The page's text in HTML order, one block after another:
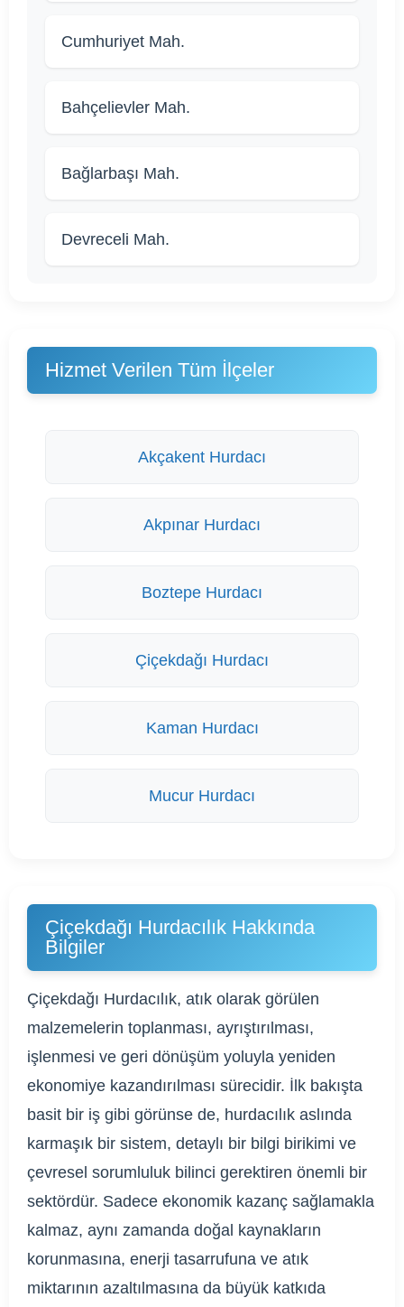
Cumhuriyet Mah.
Bahçelievler Mah.
Bağlarbaşı Mah.
Devreceli Mah.
Hizmet Verilen Tüm İlçeler
Akçakent Hurdacı
Akpınar Hurdacı
Boztepe Hurdacı
Çiçekdağı Hurdacı
Kaman Hurdacı
Mucur Hurdacı
Çiçekdağı Hurdacılık Hakkında
Bilgiler
Çiçekdağı Hurdacılık, atık olarak görülen
malzemelerin toplanması, ayrıştırılması,
işlenmesi ve geri dönüşüm yoluyla yeniden
ekonomiye kazandırılması sürecidir. İlk bakışta
basit bir iş gibi görünse de, hurdacılık aslında
karmaşık bir sistem, detaylı bir bilgi birikimi ve
çevresel sorumluluk bilinci gerektiren önemli bir
sektördür. Sadece ekonomik kazanç sağlamakla
kalmaz, aynı zamanda doğal kaynakların
korunmasına, enerji tasarrufuna ve atık
miktarının azaltılmasına da büyük katkıda